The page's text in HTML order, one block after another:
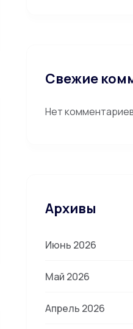
Свежие
Нет
Архивы
Июнь 2026
Май 2026
Апрель 2026